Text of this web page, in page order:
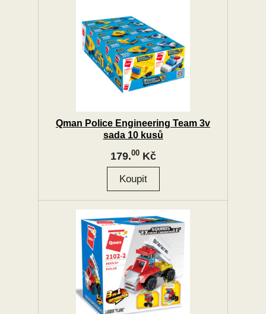
Qman Police Engineering Team 3v
sada 10 kusů
179.00Kč